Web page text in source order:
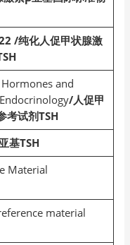
/纯化人促甲状腺激
and
/人促甲
考试剂TSH
基TSH
Material
material